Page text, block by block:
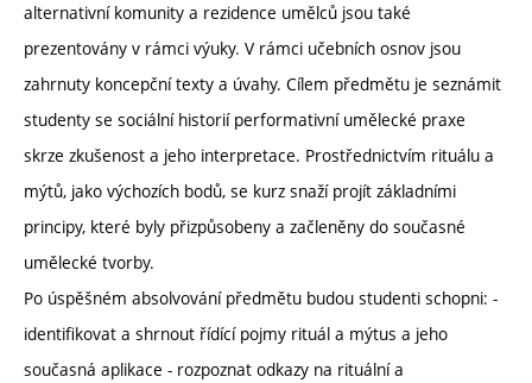
alternativní komunity a rezidence umělců jsou také
prezentovány v rámci výuky. V rámci učebních osnov jsou
zahrnuty koncepční texty a úvahy. Cílem předmětu je seznámit
studenty se sociální historií performativní umělecké praxe
skrze zkušenost a jeho interpretace. Prostřednictvím rituálu a
mýtů, jako výchozích bodů, se kurz snaží projít základními
principy, které byly přizpůsobeny a začleněny do současné
umělecké tvorby.
Po úspěšném absolvování předmětu budou studenti schopni: -
identifikovat a shrnout řídící pojmy rituál a mýtus a jeho
současná aplikace - rozpoznat odkazy na rituální a